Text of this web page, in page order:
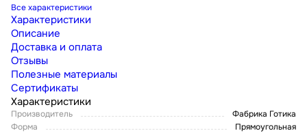
Все характеристики
Характеристики
Описание
Доставка и оплата
Отзывы
Полезные материалы
Сертификаты
Характеристики
Производитель
Фабрика Готика
Форма
Прямоугольная